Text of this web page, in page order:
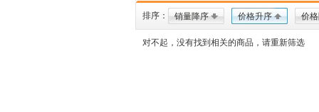
排序： 销量降序 价格升序 价
对不起，没有找到相关的商品，请重新筛选